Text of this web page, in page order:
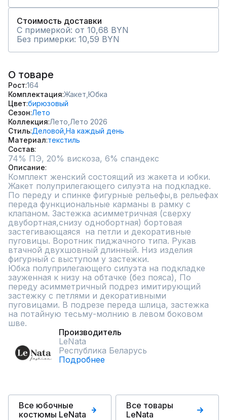
Стоимость доставки
С примеркой: от 10,68 BYN
Без примерки: 10,59 BYN
О товаре
Рост 164
Комплектация Жакет, Юбка
Цвет бирюзовый
Сезон Лето
Коллекция Лето, Лето 2026
Стиль Деловой, На каждый день
Материал текстиль
Состав
74% ПЭ, 20% вискоза, 6% спандекс
Описание
Комплект женский состоящий из жакета и юбки.
Жакет полуприлегающего силуэта на подкладке.
По переду и спинке фигурные рельефы,в рельефах
переда функциональные карманы в рамку с
клапаном. Застежка асимметричная (сверху
двубортная,снизу однобортная) бортовая
застегивающаяся  на петли и декоративные
пуговицы. Воротник пиджачного типа. Рукав
втачной двухшовный длинный. Низ изделия
фигурный с выступом у застежки.
Юбка полуприлегающего силуэта на подкладке
зауженная к низу на обтачке (без пояса), По
переду асимметричный подрез имитирующий
застежку с петлями и декоративными
пуговицами. В подрезе переда шлица, застежка
на потайную тесьму-молнию в левом боковом
шве.
Производитель
LeNata
Республика Беларусь
Подробнее
Все юбочные
костюмы LeNata
Все товары
LeNata